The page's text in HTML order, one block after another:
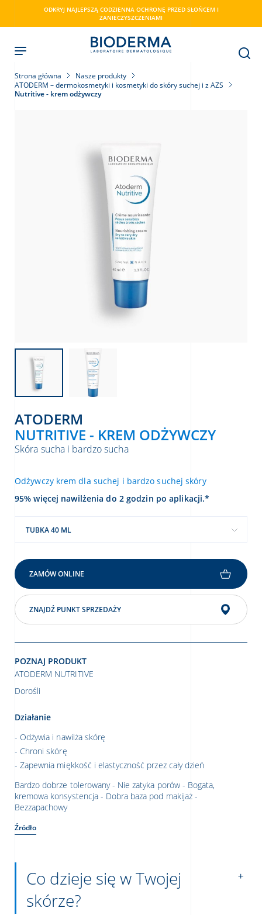
ODKRYJ NAJLEPSZĄ CODZIENNA OCHRONĘ PRZED SŁOŃCEM I
ZANIECZYSZCZENIAMI
Strona główna
Nasze produkty
ATODERM – dermokosmetyki i kosmetyki do skóry suchej i z AZS
Nutritive - krem odżywczy
ATODERM
NUTRITIVE - KREM ODŻYWCZY
Skóra sucha i bardzo sucha
Odżywczy krem dla suchej i bardzo suchej skóry
95% więcej nawilżenia do 2 godzin po aplikacji.*
TUBKA 40 ML
ZAMÓW ONLINE
ZNAJDŹ PUNKT SPRZEDAŻY
POZNAJ PRODUKT
ATODERM NUTRITIVE
Dorośli
Działanie
Odżywia i nawilża skórę
Chroni skórę
Zapewnia miękkość i elastyczność przez cały dzień
Bardzo dobrze tolerowany - Nie zatyka porów - Bogata,
kremowa konsystencja - Dobra baza pod makijaż -
Bezzapachowy
Źródło
Co dzieje się w Twojej
skórze?